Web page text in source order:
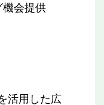
機会提供
活用した広